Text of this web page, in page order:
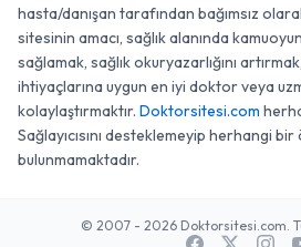
hasta/danışan tarafından bağımsız
sitesinin amacı, sağlık alanında
sağlamak, sağlık okuryazarlığını
ihtiyaçlarına uygun en iyi doktor veya
kolaylaştırmaktır. Doktorsitesi.com
Sağlayıcısını desteklemeyip herhangi
bulunmamaktadır.
© 2007 - 2026 Doktorsitesi.com.